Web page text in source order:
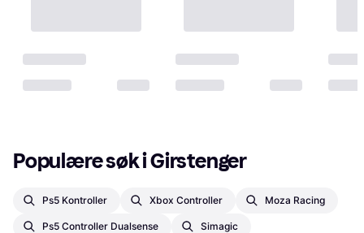
Populære søk i Girstenger
Ps5 Kontroller Xbox Controller Moza Racing
Ps5 Controller Dualsense Simagic